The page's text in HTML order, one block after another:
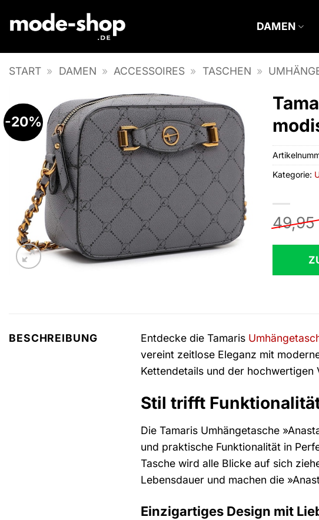
Inhalt
DAMEN
START » DAMEN » ACCESSOIRES » TASCHEN »
-20%
49,95
Kategorie:
BESCHREIBUNG Entdecke die Tamaris
vereint zeitlose Eleganz mit
Kettendetails und der hochwertigen
Stil trifft
Die Tamaris Umhängetasche
und praktische Funktionalität in
Tasche wird alle Blicke auf sich
Lebensdauer und machen die
Einzigartiges Design mit